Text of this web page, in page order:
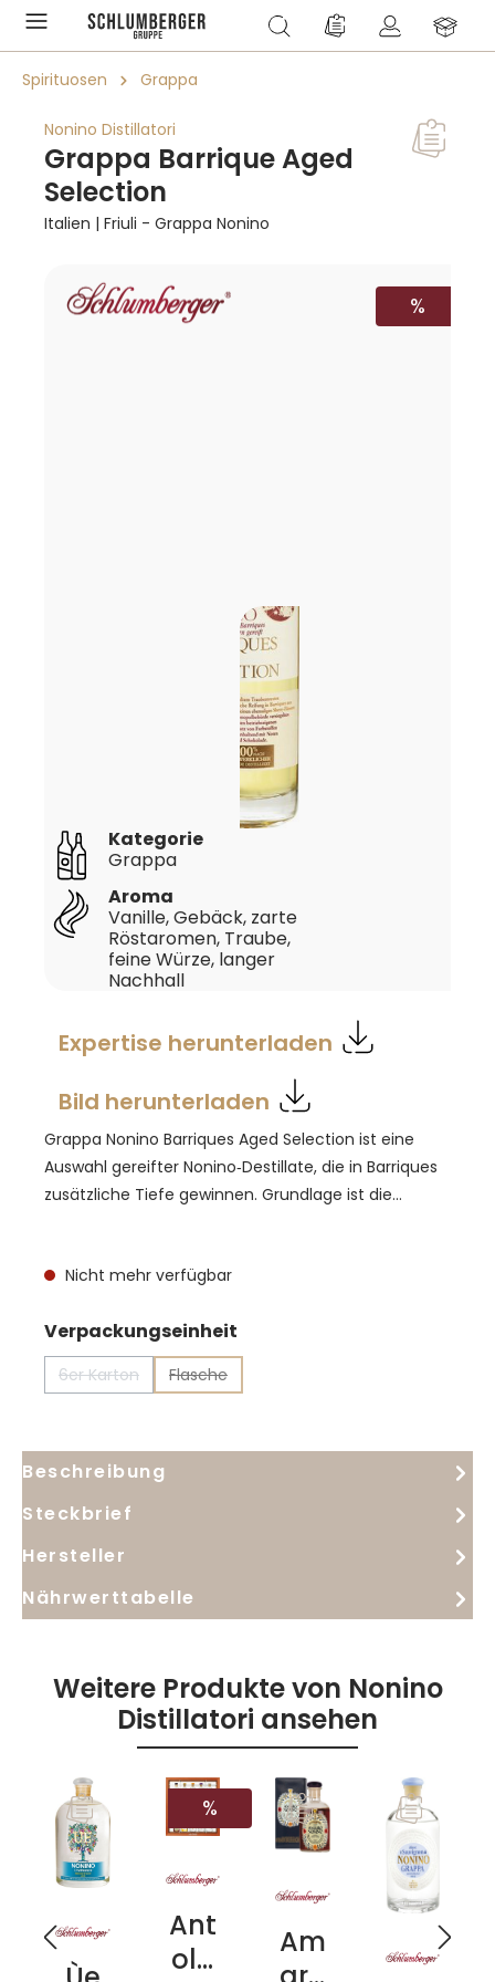
springen Du hast 0 Produkte
Spirituosen Grappa
Nonino Distillatori
Grappa Barrique Aged
Selection
Italien | Friuli - Grappa Nonino
Bildergalerie überspringen
RABATT
%
Kategorie
Grappa
Aroma
Vanille, Gebäck, zarte
Röstaromen, Traube,
feine Würze, langer
Nachhall
Expertise herunterladen
Bild herunterladen
Grappa Nonino Barriques Aged Selection ist eine
Auswahl gereifter Nonino‑Destillate, die in Barriques
zusätzliche Tiefe gewinnen. Grundlage ist die
Destillat um feine Vanille‑, Gebäck‑ und Röstaromen.
mit langem, harmonischem Nachhall. Pur servieren,
ideal nach dem Essen oder zu Desserts auf Kakao‑
Basis – ohne die Aromatik zu überdecken.
Nicht mehr verfügbar
Verpackungseinheit
6er Karton
(Diese Option ist zurzeit nicht verfügbar.)
Flasche
(Diese Option ist zurzeit nicht verfügbar.)
Beschreibung
Steckbrief
Hersteller
Nährwerttabelle
Weitere Produkte von Nonino
Distillatori ansehen
RABATT
%
Ant
olo
Am